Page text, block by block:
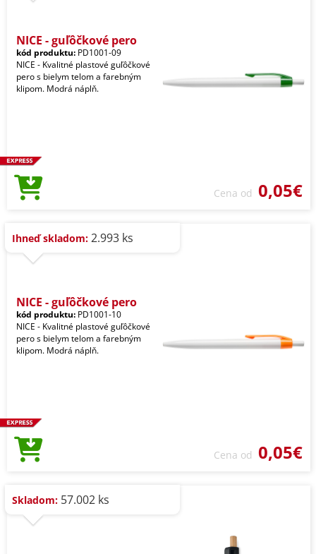
NICE - guľôčkové pero
kód produktu: PD1001-09
NICE - Kvalitné plastové guľôčkové
pero s bielym telom a farebným
klipom. Modrá náplň.
Cena od 0,05€
Ihneď skladom: 2.993 ks
NICE - guľôčkové pero
kód produktu: PD1001-10
NICE - Kvalitné plastové guľôčkové
pero s bielym telom a farebným
klipom. Modrá náplň.
Cena od 0,05€
Skladom: 57.002 ks